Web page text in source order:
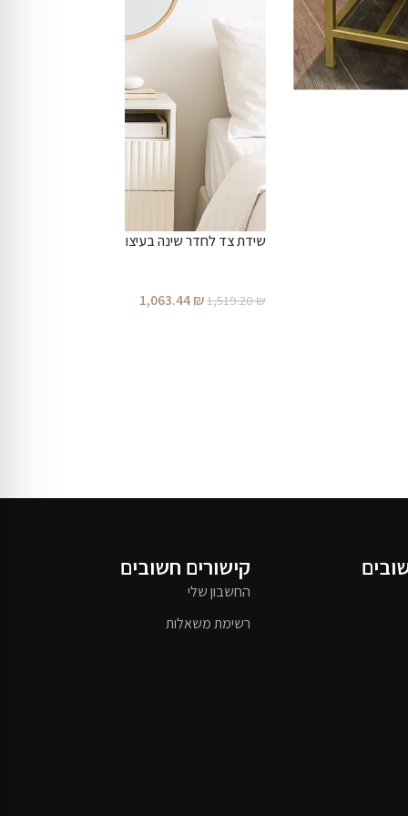
שידת צד לחדר שינה בעיצוב מודרני ונקי,
1,519.20₪
1,063.44₪
קישורים חשובים
החשבון שלי
רשימת משאלות